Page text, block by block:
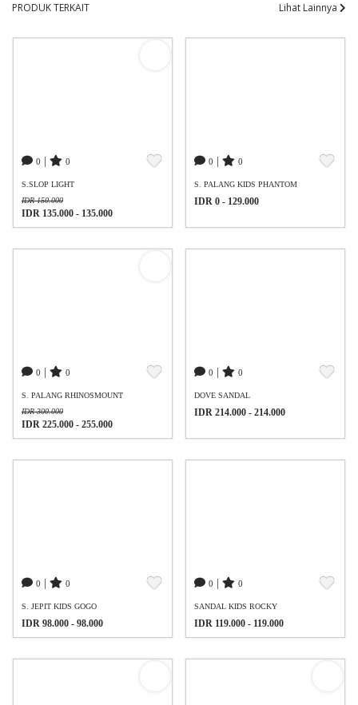
PRODUK TERKAIT Lihat Lainnya
0 0
S.SLOP LIGHT
IDR 150.000
IDR 135.000 - 135.000
0 0
S. PALANG KIDS PHANTOM
IDR 0 - 129.000
0 0
S. PALANG RHINOSMOUNT
IDR 300.000
IDR 225.000 - 255.000
0 0
DOVE SANDAL
IDR 214.000 - 214.000
0 0
S. JEPIT KIDS GOGO
IDR 98.000 - 98.000
0 0
SANDAL KIDS ROCKY
IDR 119.000 - 119.000